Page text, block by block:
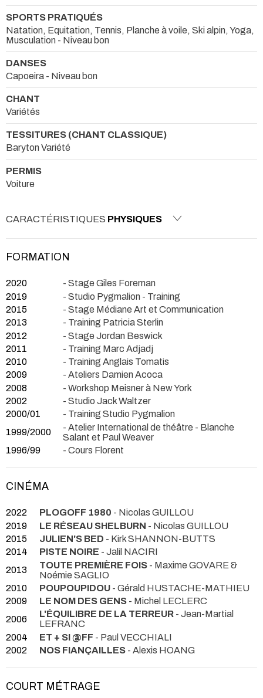
SPORTS PRATIQUÉS
Natation, Equitation, Tennis, Planche à voile, Ski alpin, Yoga,
Musculation - Niveau bon
DANSES
Capoeira - Niveau bon
CHANT
Variétés
TESSITURES (CHANT CLASSIQUE)
Baryton Variété
PERMIS
Voiture
CARACTÉRISTIQUES PHYSIQUES
FORMATION
2020
- Stage Giles Foreman
2019
- Studio Pygmalion - Training
2015
- Stage Médiane Art et Communication
2013
- Training Patricia Sterlin
2012
- Stage Jordan Beswick
2011
- Training Marc Adjadj
2010
- Training Anglais Tomatis
2009
- Ateliers Damien Acoca
2008
- Workshop Meisner à New York
2002
- Studio Jack Waltzer
2000/01
- Training Studio Pygmalion
1999/2000
- Atelier International de théâtre - Blanche
Salant et Paul Weaver
1996/99
- Cours Florent
CINÉMA
2022 PLOGOFF 1980 - Nicolas GUILLOU
2019
LE RÉSEAU SHELBURN - Nicolas GUILLOU
2015
JULIEN'S BED - Kirk SHANNON-BUTTS
2014
PISTE NOIRE - Jalil NACIRI
2013
TOUTE PREMIÈRE FOIS - Maxime GOVARE &
Noémie SAGLIO
2010
POUPOUPIDOU - Gérald HUSTACHE-MATHIEU
2009
LE NOM DES GENS - Michel LECLERC
2006
L'ÉQUILIBRE DE LA TERREUR - Jean-Martial
LEFRANC
2004
ET + SI @FF - Paul VECCHIALI
2002
NOS FIANÇAILLES - Alexis HOANG
COURT MÉTRAGE